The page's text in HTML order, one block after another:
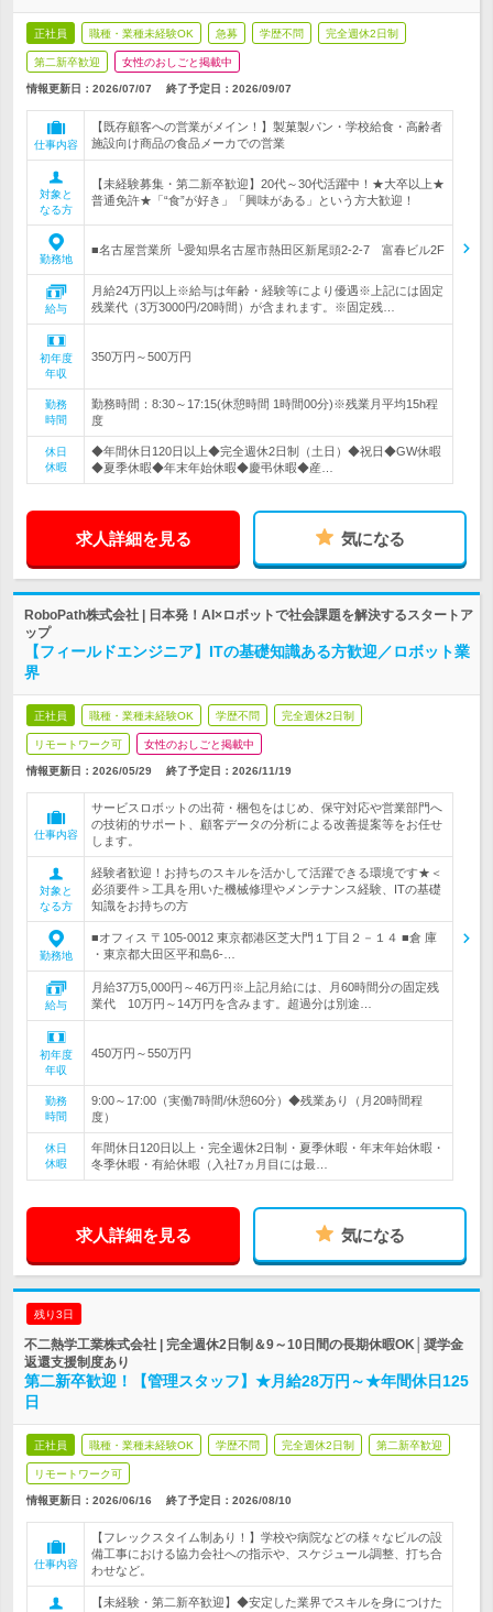
正社員 職種・業種未経験OK 急募 学歴不問 完全週休2日制
第二新卒歓迎 女性のおしごと掲載中
情報更新日：2026/07/07 終了予定日： 2026/09/07
仕事内容
【既存顧客への営業がメイン！】製菓製パン・学校給食・高齢者
施設向け商品の食品メーカでの営業
対象と
なる方
【未経験募集・第二新卒歓迎】20代～30代活躍中！★大卒以上★
普通免許★「“食”が好き」「興味がある」という方大歓迎！
勤務地
■名古屋営業所 └愛知県名古屋市熱田区新尾頭2-2-7 富春ビル2F
給与
月給24万円以上※給与は年齢・経験等により優遇※上記には固定
残業代（3万3000円/20時間）が含まれます。※固定残…
初年度
年収
350万円～500万円
勤務
時間
勤務時間：8:30～17:15(休憩時間 1時間00分)※残業月平均15h程
度
休日
休暇
◆年間休日120日以上◆完全週休2日制（土日）◆祝日◆GW休暇
◆夏季休暇◆年末年始休暇◆慶弔休暇◆産…
求人詳細を見る 気になる
RoboPath株式会社 | 日本発！AI×ロボットで社会課題を解決するスタートア
ップ
【フィールドエンジニア】ITの基礎知識ある方歓迎／ロボット業
界
正社員 職種・業種未経験OK 学歴不問 完全週休2日制
リモートワーク可 女性のおしごと掲載中
情報更新日：2026/05/29 終了予定日： 2026/11/19
仕事内容
サービスロボットの出荷・梱包をはじめ、保守対応や営業部門へ
の技術的サポート、顧客データの分析による改善提案等をお任せ
します。
対象と
なる方
経験者歓迎！お持ちのスキルを活かして活躍できる環境です★＜
必須要件＞工具を用いた機械修理やメンテナンス経験、ITの基礎
知識をお持ちの方
勤務地
■オフィス 〒105-0012 東京都港区芝大門１丁目２－１４ ■倉 庫
・東京都大田区平和島6-…
給与
月給37万5,000円～46万円※上記月給には、月60時間分の固定残
業代 10万円～14万円を含みます。超過分は別途…
初年度
年収
450万円～550万円
勤務
時間
9:00～17:00（実働7時間/休憩60分）◆残業あり（月20時間程
度）
休日
休暇
年間休日120日以上・完全週休2日制・夏季休暇・年末年始休暇・
冬季休暇・有給休暇（入社7ヵ月目には最…
求人詳細を見る 気になる
残り3日
不二熱学工業株式会社 | 完全週休2日制＆9～10日間の長期休暇OK│奨学金
返還支援制度あり
第二新卒歓迎！【管理スタッフ】★月給28万円～★年間休日125
日
正社員 職種・業種未経験OK 学歴不問 完全週休2日制 第二新卒歓迎
リモートワーク可
情報更新日：2026/06/16 終了予定日： 2026/08/10
仕事内容
【フレックスタイム制あり！】学校や病院などの様々なビルの設
備工事における協力会社への指示や、スケジュール調整、打ち合
わせなど。
【未経験・第二新卒歓迎】◆安定した業界でスキルを身につけた